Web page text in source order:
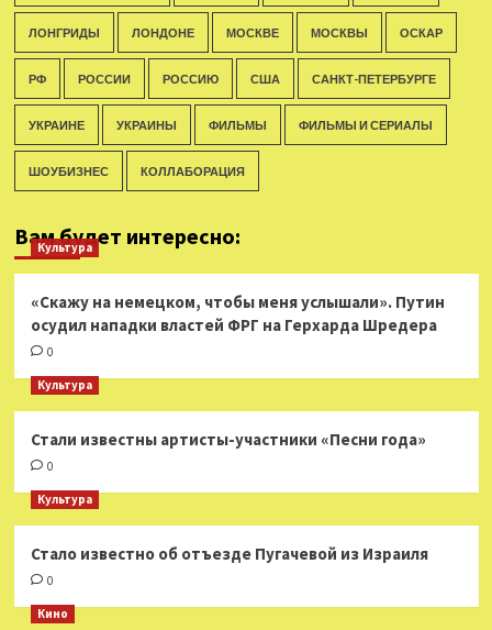
ЛОНГРИДЫ ЛОНДОНЕ МОСКВЕ МОСКВЫ ОСКАР
РФ РОССИИ РОССИЮ США САНКТ-ПЕТЕРБУРГЕ
УКРАИНЕ УКРАИНЫ ФИЛЬМЫ ФИЛЬМЫ И СЕРИАЛЫ
ШОУБИЗНЕС КОЛЛАБОРАЦИЯ
Вам будет интересно:
Культура
«Скажу на немецком, чтобы меня услышали». Путин
осудил нападки властей ФРГ на Герхарда Шредера
0
Культура
Стали известны артисты-участники «Песни года»
0
Культура
Стало известно об отъезде Пугачевой из Израиля
0
Кино